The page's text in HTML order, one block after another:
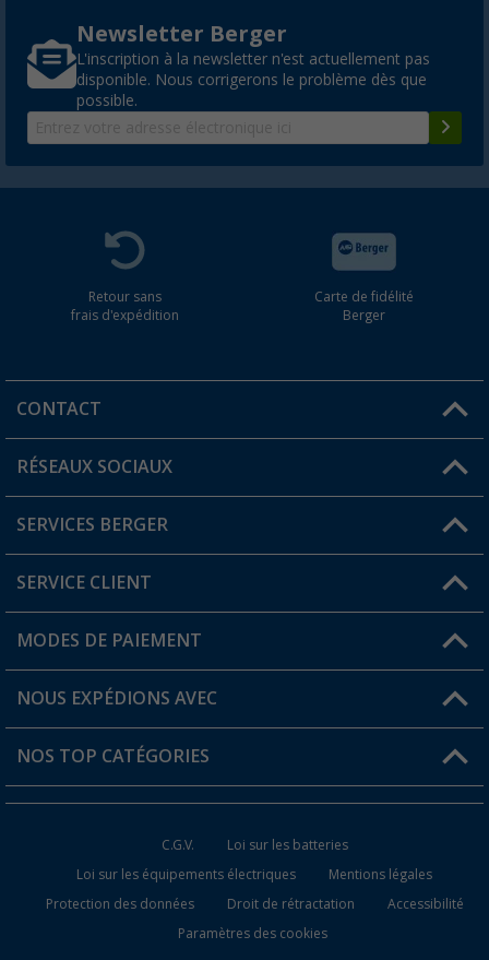
Newsletter Berger
L'inscription à la newsletter n'est actuellement pas
disponible. Nous corrigerons le problème dès que
possible.
Retour sans
frais d'expédition
Carte de fidélité
Berger
CONTACT
Une question ?
Trouver une magasin
RÉSEAUX SOCIAUX
SERVICES BERGER
Devenir revendeur
Mon compte
Carte de fidélité Berger
SERVICE CLIENT
FAQ et contact
Informations sur l'expédition
Statut de la commande
MODES DE PAIEMENT
NOUS EXPÉDIONS AVEC
NOS TOP CATÉGORIES
Accessoires de cuisine de camping
Meubles de camping
C.G.V.
Loi sur les batteries
Loi sur les équipements électriques
Mentions légales
Protection des données
Droit de rétractation
Accessibilité
Paramètres des cookies